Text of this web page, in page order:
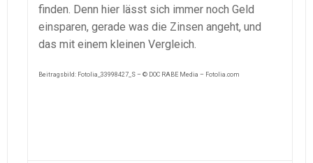
finden. Denn hier lässt sich immer noch Geld
einsparen, gerade was die Zinsen angeht, und
das mit einem kleinen Vergleich.
Beitragsbild: Fotolia_33998427_S – © DOC RABE Media – Fotolia.com